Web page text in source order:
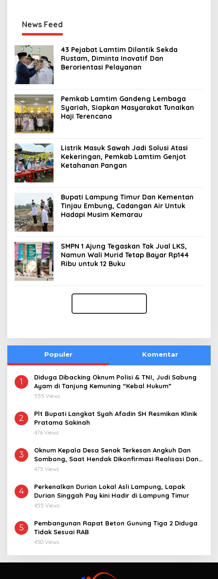
News Feed
43 Pejabat Lamtim Dilantik Sekda
Rustam, Diminta Inovatif Dan
Berorientasi Pelayanan
Pemkab Lamtim Gandeng Lembaga
Syariah, Siapkan Masyarakat Tunaikan
Haji Terencana
Listrik Masuk Sawah Jadi Solusi Atasi
Kekeringan, Pemkab Lamtim Genjot
Ketahanan Pangan
Bupati Lampung Timur Dan Kementan
Tinjau Embung, Cadangan Air Untuk
Hadapi Musim Kemarau
SMPN 1 Ajung Tegaskan Tak Jual LKS,
Namun Wali Murid Tetap Bayar Rp144
Ribu untuk 12 Buku
Populer Komentar
1
Diduga Dibacking Oknum Polisi & TNI, Judi Sabung
Ayam di Tanjung Kemuning “Kebal Hukum”
555 Views
2
Plt Bupati Langkat Syah Afadin SH Resmikan Klinik
Pratama Sakinah
476 Views
3
Oknum Kepala Desa Senak Terkesan Angkuh Dan
Sombong, Saat Hendak Dikonfirmasi Realisasi Dana
Desa 2021-2024
475 Views
4
Perkenalkan Durian Lokal Asli Lampung, Lapak
Durian Singgah Pay kini Hadir di Lampung Timur
455 Views
5
Pembangunan Rapat Beton Gunung Tiga 2 Diduga
Tidak Sesuai RAB
450 Views